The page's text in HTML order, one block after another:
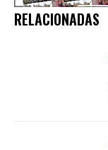
RELACIONADAS